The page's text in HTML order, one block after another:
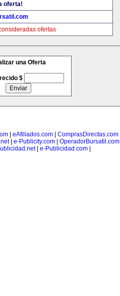
oferta!
ofertas
una Oferta
$
| eAfiliados.com| ComprasDirectas.com|
| e-Publicity.com| OperadorBursatil.com|
| e-Publicidad.com